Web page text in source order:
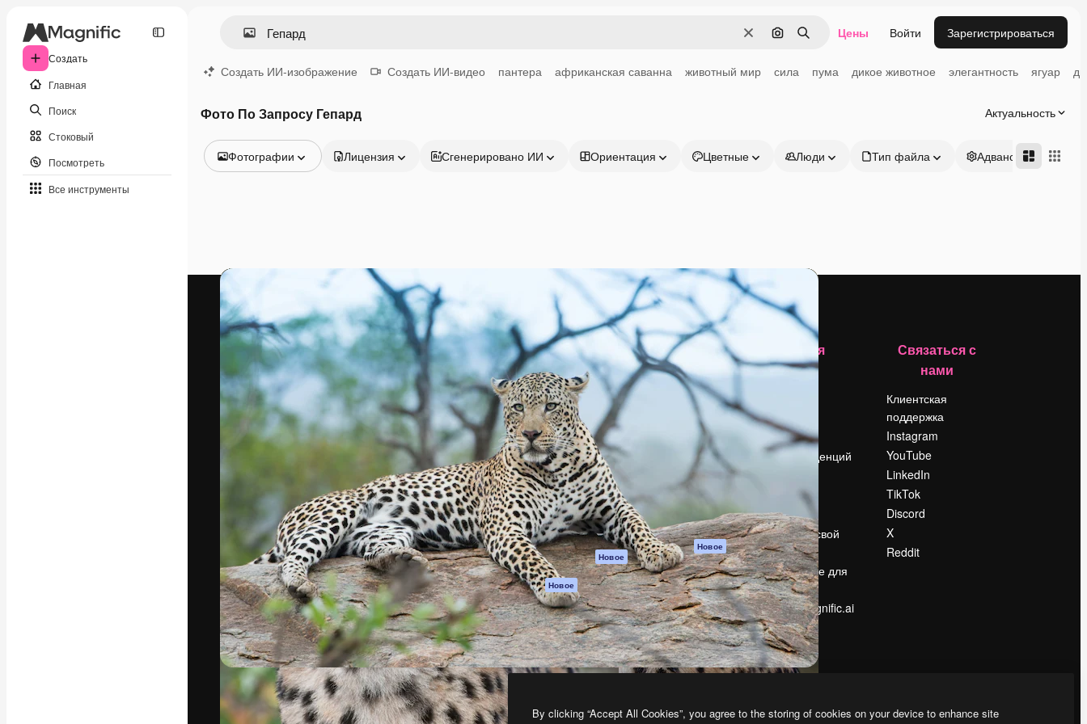
Создать
Главная
Поиск
Стоковый
Посмотреть
Все инструменты
ОчиститьПоиск по изображению
Поиск Цены Войти Зарегистрироваться
Создать ИИ-изображение Создать ИИ-видео пантера африканская саванна животный мир сила пума дикое животное элегантность ягуар
Фото По Запросу Гепард Актуальность
Фотографии
Видео
Видеоролик
Моушн-дизайн
Видеошаблоны
Иконки
3D-модели
Лицензия Сгенерировано ИИ Ориентация Цветные Люди Тип файла Адвансд
Креативная платформа для создания
ваших лучших работ. Более 1 миллиона
подписчиков среди креаторов,
предприятий, агентств и студий.
Pусский
Продукция
Spaces
ИИ-помощник
Генератор
изображений ИИ
Генератор видео
ИИ
Генератор голоса
на основе ИИ
Стоковый контент
MCP для
Claude/ChatGPT
Новое
Агенты Новое
API
Мобильное
приложение
Все инструменты
Magnific
Начать
Academy
Документация по
Условия и
положения
Политика
конфиденциальности
Оригиналы Новое
Политика файлов
cookie
Центр доверия
Партнеры
Предприятие
Компания
Reviews
Вакансии
Поиск тенденций
События
Slidesgo
Продайте свой
контент
Помещение для
прессы
Ищете magnific.ai
Связаться с
нами
Клиентская
поддержка
Instagram
YouTube
LinkedIn
TikTok
Discord
X
Reddit
By clicking “Accept All Cookies”, you agree to the storing of cookies on your device to enhance site